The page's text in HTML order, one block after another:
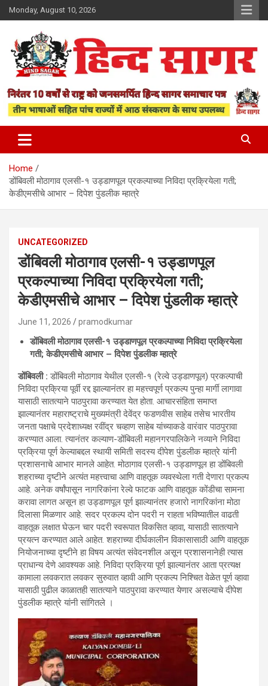
Skip
to
Monday, August 10, 2026
Hind Sagar
Home
डोंबिवली मोठागाव एलसी-१ उड्डाणपूल प्रकल्पाच्या निविदा प्रक्रियेला गती;
केडीएमसीचे आभार – दिपेश पुंडलीक म्हात्रे
UNCATEGORIZED
डोंबिवली मोठागाव एलसी-१ उड्डाणपूल
प्रकल्पाच्या निविदा प्रक्रियेला गती;
केडीएमसीचे आभार – दिपेश पुंडलीक म्हात्रे
June 11, 2026 pramodkumar
डोंबिवली मोठागाव एलसी-१ उड्डाणपूल प्रकल्पाच्या निविदा प्रक्रियेला
गती; केडीएमसीचे आभार – दिपेश पुंडलीक म्हात्रे
डोंबिवली : डोंबिवली मोठागाव येथील एलसी-१ (रेल्वे उड्डाणपूल) प्रकल्पाची
निविदा प्रक्रिया पूर्वी रद्द झाल्यानंतर हा महत्त्वपूर्ण प्रकल्प पुन्हा मार्गी लागावा
यासाठी सातत्याने पाठपुरावा करण्यात येत होता. आचारसंहिता समाप्त
झाल्यानंतर महाराष्ट्राचे मुख्यमंत्री देवेंद्र फडणवीस साहेब तसेच भारतीय
जनता पक्षाचे प्रदेशाध्यक्ष रवींद्र चव्हाण साहेब यांच्याकडे वारंवार पाठपुरावा
करण्यात आला. त्यानंतर कल्याण-डोंबिवली महानगरपालिकेने नव्याने निविदा
प्रक्रिया पूर्ण केल्याबद्दल स्थायी समिती सदस्य दीपेश पुंडलीक म्हात्रे यांनी
प्रशासनाचे आभार मानले आहेत. मोठागाव एलसी-१ उड्डाणपूल हा डोंबिवली
शहराच्या दृष्टीने अत्यंत महत्त्वाचा आणि वाहतूक व्यवस्थेला गती देणारा प्रकल्प
आहे. अनेक वर्षांपासून नागरिकांना रेल्वे फाटक आणि वाहतूक कोंडीचा सामना
करावा लागत असून हा उड्डाणपूल पूर्ण झाल्यानंतर हजारो नागरिकांना मोठा
दिलासा मिळणार आहे. सदर प्रकल्प दोन पदरी न राहता भविष्यातील वाढती
वाहतूक लक्षात घेऊन चार पदरी स्वरूपात विकसित व्हावा, यासाठी सातत्याने
प्रयत्न करण्यात आले आहेत. शहराच्या दीर्घकालीन विकासासाठी आणि वाहतूक
नियोजनाच्या दृष्टीने हा विषय अत्यंत संवेदनशील असून प्रशासनानेही त्यास
प्राधान्य देणे आवश्यक आहे. निविदा प्रक्रिया पूर्ण झाल्यानंतर आता प्रत्यक्ष
कामाला लवकरात लवकर सुरुवात व्हावी आणि प्रकल्प निश्चित वेळेत पूर्ण व्हावा
यासाठी पुढील काळातही सातत्याने पाठपुरावा करण्यात येणार असल्याचे दीपेश
पुंडलीक म्हात्रे यांनी सांगितले ।